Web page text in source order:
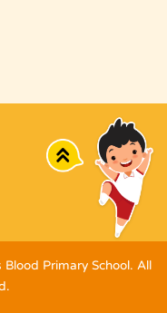
Top
Primary School. All